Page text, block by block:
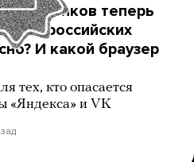
банков теперь
в российских
И какой браузер
тех, кто опасается
«Яндекса» и VK